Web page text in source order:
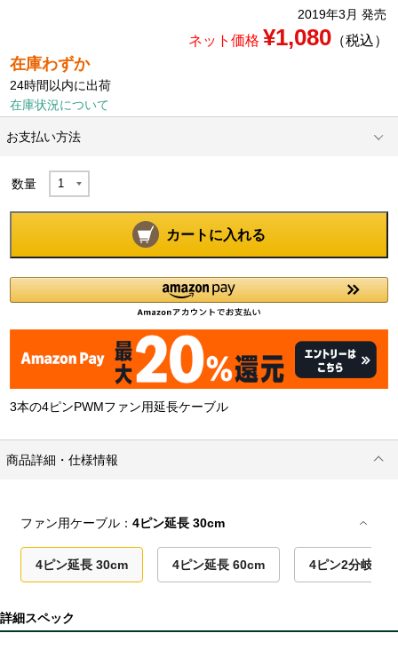
2019年3月 発売
ネット価格 ¥1,080（税込）
在庫わずか
24時間以内に出荷
在庫状況について
お支払い方法
数量
カートに入れる
3本の4ピンPWMファン用延長ケーブル
商品詳細・仕様情報
ファン用ケーブル：4ピン延長 30cm
4ピン延長 30cm 4ピン延長 60cm 4ピン2分岐
詳細スペック